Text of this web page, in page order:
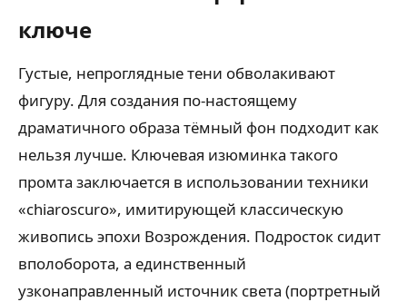
ключе
Густые, непроглядные тени обволакивают
фигуру. Для создания по-настоящему
драматичного образа тёмный фон подходит как
нельзя лучше. Ключевая изюминка такого
промта заключается в использовании техники
«chiaroscuro», имитирующей классическую
живопись эпохи Возрождения. Подросток сидит
вполоборота, а единственный
узконаправленный источник света (портретный